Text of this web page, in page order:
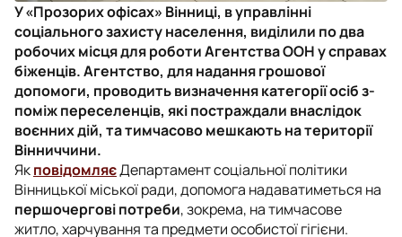
У «Прозорих офісах» Вінниці, в управлінні
соціального захисту населення, виділили по два
робочих місця для роботи Агентства ООН у справах
біженців. Агентство, для надання грошової
допомоги, проводить визначення категорії осіб з-
поміж переселенців, які постраждали внаслідок
воєнних дій, та тимчасово мешкають на території
Вінниччини.
ЯкповідомляєДепартамент соціальної політики
Вінницької міської ради, допомога надаватиметься на
першочергові потреби, зокрема, на тимчасове
житло, харчування та предмети особистої гігієни.